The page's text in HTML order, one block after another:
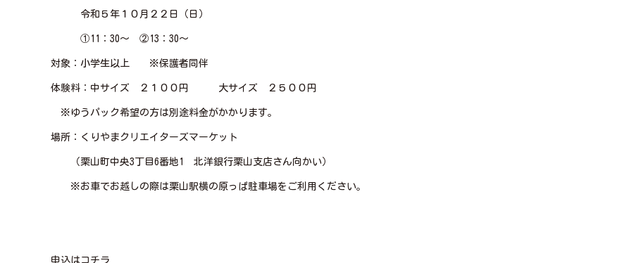
令和５年１０月２２日（日）
①11：30～ ②13：30～
対象：小学生以上 ※保護者同伴
体験料：中サイズ ２１００円 大サイズ ２５００円
※ゆうパック希望の方は別途料金がかかります。
場所：くりやまクリエイターズマーケット
（栗山町中央3丁目6番地1 北洋銀行栗山支店さん向かい）
※お車でお越しの際は栗山駅横の原っぱ駐車場をご利用ください。
申込はコチラ